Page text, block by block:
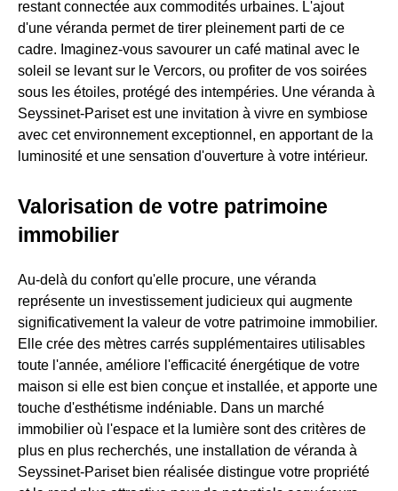
restant connectée aux commodités urbaines. L'ajout
d'une véranda permet de tirer pleinement parti de ce
cadre. Imaginez-vous savourer un café matinal avec le
soleil se levant sur le Vercors, ou profiter de vos soirées
sous les étoiles, protégé des intempéries. Une véranda à
Seyssinet-Pariset est une invitation à vivre en symbiose
avec cet environnement exceptionnel, en apportant de la
luminosité et une sensation d'ouverture à votre intérieur.
Valorisation de votre patrimoine
immobilier
Au-delà du confort qu'elle procure, une véranda
représente un investissement judicieux qui augmente
significativement la valeur de votre patrimoine immobilier.
Elle crée des mètres carrés supplémentaires utilisables
toute l'année, améliore l'efficacité énergétique de votre
maison si elle est bien conçue et installée, et apporte une
touche d'esthétisme indéniable. Dans un marché
immobilier où l'espace et la lumière sont des critères de
plus en plus recherchés, une installation de véranda à
Seyssinet-Pariset bien réalisée distingue votre propriété